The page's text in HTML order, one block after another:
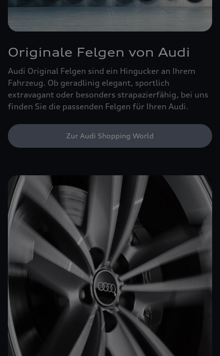
Originale Felgen von Audi
Audi Original Felgen sind ein Hingucker an Ihrem
Fahrzeug. Ob geradlinig elegant, sportlich
extravagant oder besonders strapazierfähig, bei uns
finden Sie die passenden Felgen für Ihren Audi.
Zur Audi Shopping World